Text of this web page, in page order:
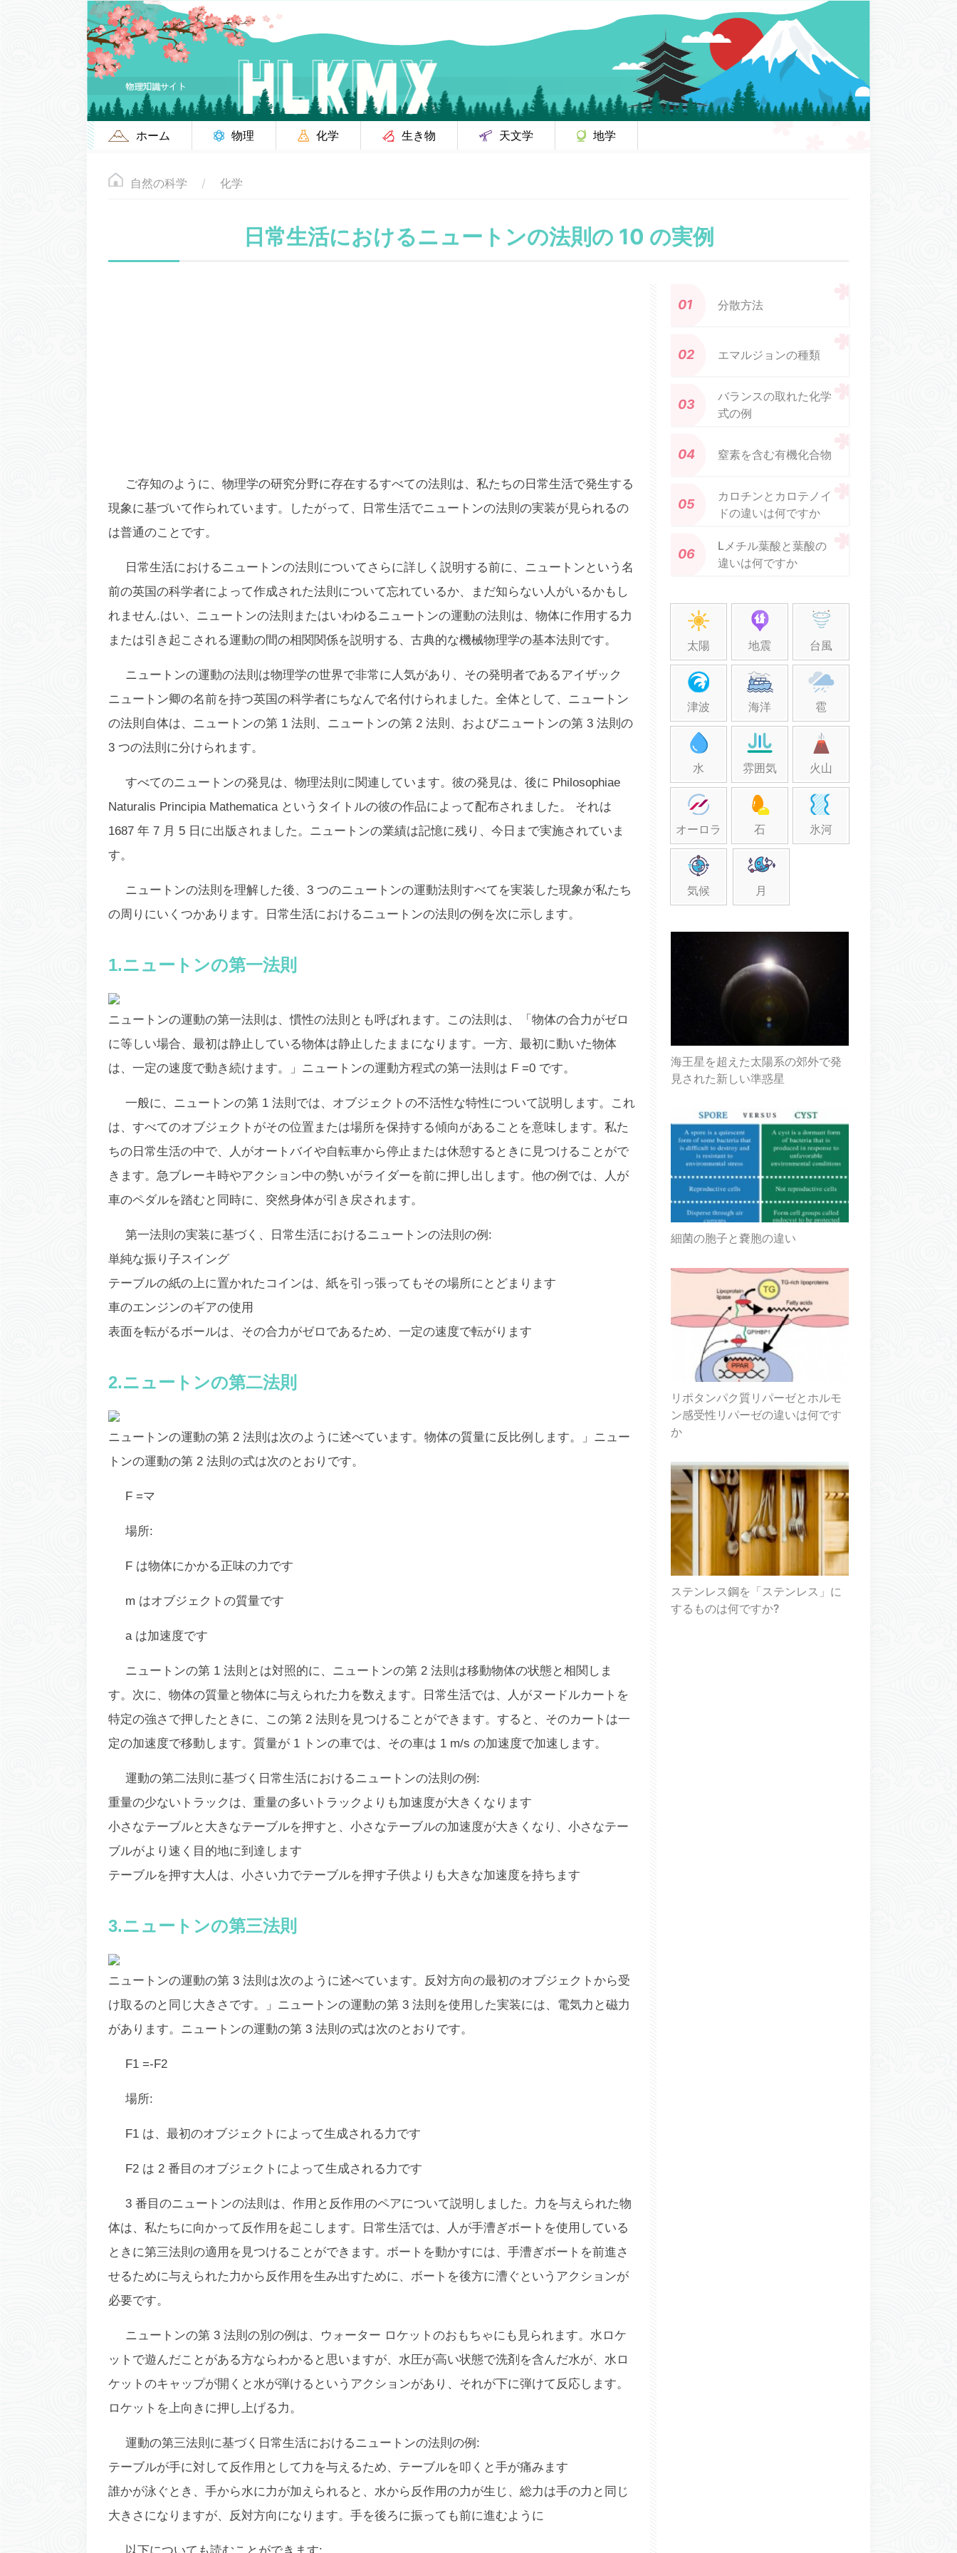
ホーム 物理 化学 生き物 天文学 地学
自然の科学 化学
日常生活におけるニュートンの法則の 10 の実例
ご存知のように、物理学の研究分野に存在するすべての法則は、私たちの日常生活で発生する
現象に基づいて作られています。したがって、日常生活でニュートンの法則の実装が見られるの
は普通のことです。
日常生活におけるニュートンの法則についてさらに詳しく説明する前に、ニュートンという名
前の英国の科学者によって作成された法則について忘れているか、まだ知らない人がいるかもし
れません.はい、ニュートンの法則またはいわゆるニュートンの運動の法則は、物体に作用する力
または引き起こされる運動の間の相関関係を説明する、古典的な機械物理学の基本法則です。
ニュートンの運動の法則は物理学の世界で非常に人気があり、その発明者であるアイザック
ニュートン卿の名前を持つ英国の科学者にちなんで名付けられました。全体として、ニュートン
の法則自体は、ニュートンの第 1 法則、ニュートンの第 2 法則、およびニュートンの第 3 法則の
3 つの法則に分けられます。
すべてのニュートンの発見は、物理法則に関連しています。彼の発見は、後に Philosophiae
Naturalis Principia Mathematica というタイトルの彼の作品によって配布されました。 それは
1687 年 7 月 5 日に出版されました。ニュートンの業績は記憶に残り、今日まで実施されていま
す。
ニュートンの法則を理解した後、3 つのニュートンの運動法則すべてを実装した現象が私たち
の周りにいくつかあります。日常生活におけるニュートンの法則の例を次に示します。
1.ニュートンの第一法則
ニュートンの運動の第一法則は、慣性の法則とも呼ばれます。この法則は、「物体の合力がゼロ
に等しい場合、最初は静止している物体は静止したままになります。一方、最初に動いた物体
は、一定の速度で動き続けます。」ニュートンの運動方程式の第一法則は F =0 です。
一般に、ニュートンの第 1 法則では、オブジェクトの不活性な特性について説明します。これ
は、すべてのオブジェクトがその位置または場所を保持する傾向があることを意味します。私た
ちの日常生活の中で、人がオートバイや自転車から停止または休憩するときに見つけることがで
きます。急ブレーキ時やアクション中の勢いがライダーを前に押し出します。他の例では、人が
車のペダルを踏むと同時に、突然身体が引き戻されます。
第一法則の実装に基づく、日常生活におけるニュートンの法則の例:
単純な振り子スイング
テーブルの紙の上に置かれたコインは、紙を引っ張ってもその場所にとどまります
車のエンジンのギアの使用
表面を転がるボールは、その合力がゼロであるため、一定の速度で転がります
2.ニュートンの第二法則
ニュートンの運動の第 2 法則は次のように述べています。物体の質量に反比例します。」ニュー
トンの運動の第 2 法則の式は次のとおりです。
F =マ
場所:
F は物体にかかる正味の力です
m はオブジェクトの質量です
a は加速度です
ニュートンの第 1 法則とは対照的に、ニュートンの第 2 法則は移動物体の状態と相関しま
す。次に、物体の質量と物体に与えられた力を数えます。日常生活では、人がヌードルカートを
特定の強さで押したときに、この第 2 法則を見つけることができます。すると、そのカートは一
定の加速度で移動します。質量が 1 トンの車では、その車は 1 m/s の加速度で加速します。
運動の第二法則に基づく日常生活におけるニュートンの法則の例:
重量の少ないトラックは、重量の多いトラックよりも加速度が大きくなります
小さなテーブルと大きなテーブルを押すと、小さなテーブルの加速度が大きくなり、小さなテー
ブルがより速く目的地に到達します
テーブルを押す大人は、小さい力でテーブルを押す子供よりも大きな加速度を持ちます
3.ニュートンの第三法則
ニュートンの運動の第 3 法則は次のように述べています。反対方向の最初のオブジェクトから受
け取るのと同じ大きさです。」ニュートンの運動の第 3 法則を使用した実装には、電気力と磁力
があります。ニュートンの運動の第 3 法則の式は次のとおりです。
F1 =-F2
場所:
F1 は、最初のオブジェクトによって生成される力です
F2 は 2 番目のオブジェクトによって生成される力です
3 番目のニュートンの法則は、作用と反作用のペアについて説明しました。力を与えられた物
体は、私たちに向かって反作用を起こします。日常生活では、人が手漕ぎボートを使用している
ときに第三法則の適用を見つけることができます。ボートを動かすには、手漕ぎボートを前進さ
せるために与えられた力から反作用を生み出すために、ボートを後方に漕ぐというアクションが
必要です。
ニュートンの第 3 法則の別の例は、ウォーター ロケットのおもちゃにも見られます。水ロケ
ットで遊んだことがある方ならわかると思いますが、水圧が高い状態で洗剤を含んだ水が、水ロ
ケットのキャップが開くと水が弾けるというアクションがあり、それが下に弾けて反応します。
ロケットを上向きに押し上げる力。
運動の第三法則に基づく日常生活におけるニュートンの法則の例:
テーブルが手に対して反作用として力を与えるため、テーブルを叩くと手が痛みます
誰かが泳ぐとき、手から水に力が加えられると、水から反作用の力が生じ、総力は手の力と同じ
大きさになりますが、反対方向になります。手を後ろに振っても前に進むように
分散方法
エマルジョンの種類
バランスの取れた化学
式の例
窒素を含む有機化合物
カロチンとカロテノイ
ドの違いは何ですか
Lメチル葉酸と葉酸の
違いは何ですか
太陽 地震 台風
津波 海洋 雹
水 雰囲気 火山
オーロラ 石 氷河
気候 月
海王星を超えた太陽系の郊外で発
見された新しい準惑星
細菌の胞子と嚢胞の違い
リポタンパク質リパーゼとホルモ
ン感受性リパーゼの違いは何です
か
ステンレス鋼を「ステンレス」に
するものは何ですか?